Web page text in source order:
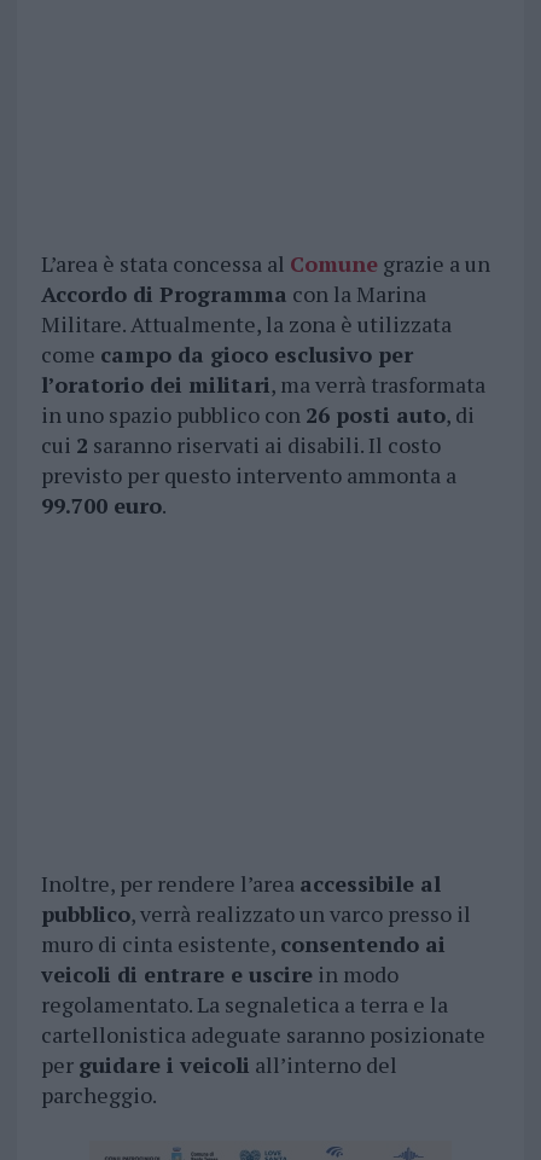
L’area è stata concessa al Comunegrazie a un
Accordo di Programma con la Marina
Militare. Attualmente, la zona è utilizzata
come campo da gioco esclusivo per
l’oratorio dei militari, ma verrà trasformata
in uno spazio pubblico con 26 posti auto, di
cui 2 saranno riservati ai disabili. Il costo
previsto per questo intervento ammonta a
99.700 euro.
Inoltre, per rendere l’area accessibile al
pubblico, verrà realizzato un varco presso il
muro di cinta esistente, consentendo ai
veicoli di entrare e uscirein modo
regolamentato. La segnaletica a terra e la
cartellonistica adeguate saranno posizionate
per guidare i veicoli all’interno del
parcheggio.